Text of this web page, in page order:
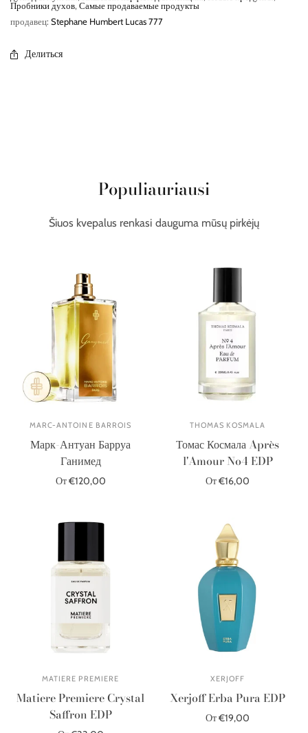
Пробники духов, Самые продаваемые продукты
продавец: Stephane Humbert Lucas 777
Делиться
Populiauriausi
Šiuos kvepalus renkasi dauguma mūsų pirkėjų
MARC-ANTOINE BARROIS
Марк-Антуан Барруа
Ганимед
От €120,00
THOMAS KOSMALA
Томас Космала Après
l'Amour No4 EDP
От €16,00
MATIERE PREMIERE
Matiere Premiere Crystal
Saffron EDP
XERJOFF
Xerjoff Erba Pura EDP
От €19,00